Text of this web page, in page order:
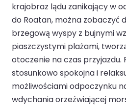
krajobraz lądu zanikający w
do Roatan, można zobaczyć
brzegową wyspy z bujnymi
piaszczystymi plażami,
otoczenie na czas przyjazdu.
stosunkowo spokojna i
możliwościami odpoczynku
wdychania orzeźwiającej